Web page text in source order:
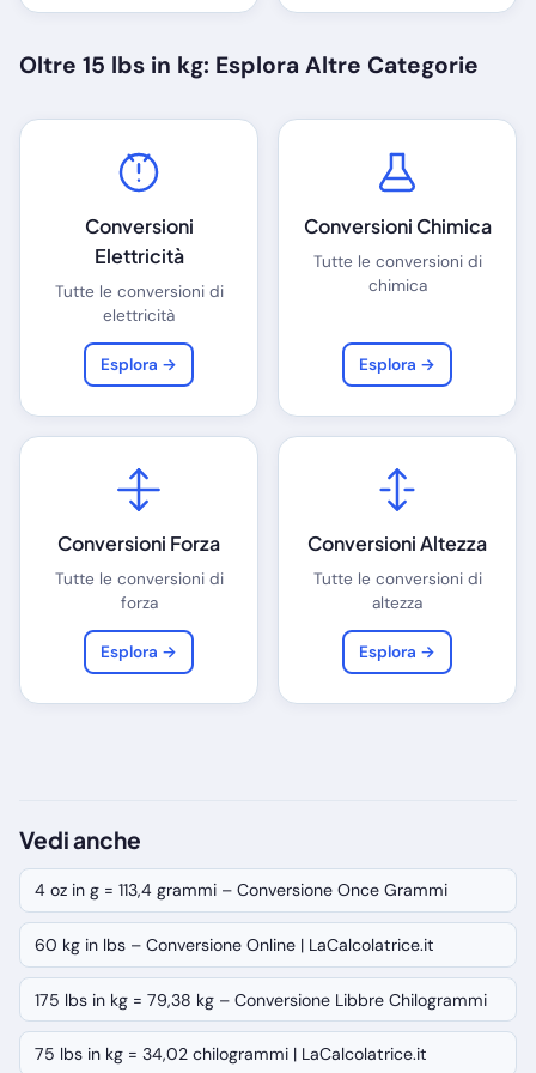
Oltre 15 lbs in kg: Esplora Altre Categorie
Conversioni
Elettricità
Tutte le conversioni di
elettricità
Esplora →
Conversioni Chimica
Tutte le conversioni di
chimica
Esplora →
Conversioni Forza
Tutte le conversioni di
forza
Esplora →
Conversioni Altezza
Tutte le conversioni di
altezza
Esplora →
Vedi anche
4 oz in g = 113,4 grammi – Conversione Once Grammi
60 kg in lbs – Conversione Online | LaCalcolatrice.it
175 lbs in kg = 79,38 kg – Conversione Libbre Chilogrammi
75 lbs in kg = 34,02 chilogrammi | LaCalcolatrice.it